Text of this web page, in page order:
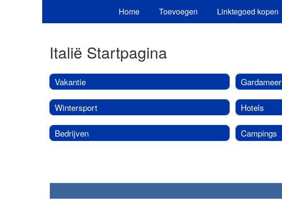
Home Toevoegen Linktegoed kopen
Italië Startpagina
Vakantie
Wintersport
Bedrijven
Gardameer
Hotels
Campings